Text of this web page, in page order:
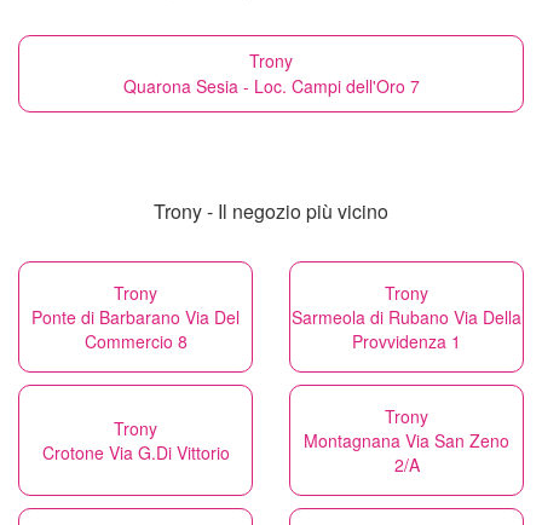
Trony
Quarona Sesia - Loc. Campi dell'Oro 7
Trony - Il negozio più vicino
Trony
Ponte di Barbarano Via Del
Commercio 8
Trony
Sarmeola di Rubano Via Della
Provvidenza 1
Trony
Crotone Via G.Di Vittorio
Trony
Montagnana Via San Zeno
2/A